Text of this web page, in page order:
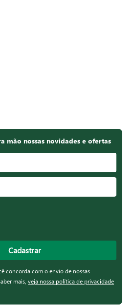
mão nossas novidades e ofertas
Cadastrar
concorda com o envio de nossas
mais, veja nossa política de privacidade